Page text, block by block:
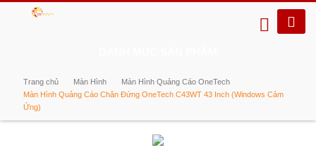
Trang chủ Màn Hình
Màn Hình Quảng Cáo OneTech
Màn Hình Quảng Cáo Chân Đứng OneTech C43WT 43 Inch (Windows Cảm
Ứng)